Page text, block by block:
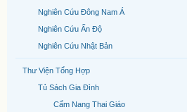
Nghiên Cứu Đông Nam Á
Nghiên Cứu Ấn Độ
Nghiên Cứu Nhật Bản
Thư Viện Tổng Hợp
Tủ Sách Gia Đình
Cẩm Nang Thai Giáo